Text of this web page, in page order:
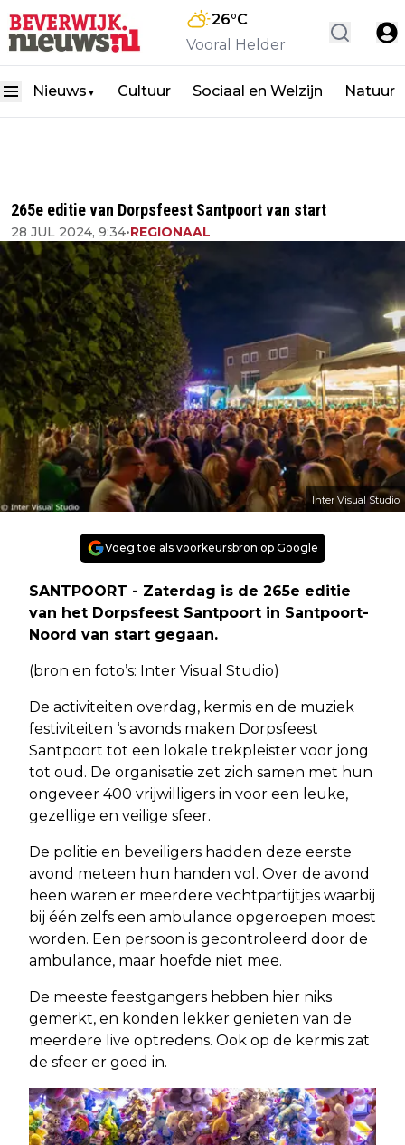
26°C
Vooral Helder
Nieuws ▼ Cultuur Sociaal en Welzijn Natuur
265e editie van Dorpsfeest Santpoort van start
28 JUL 2024, 9:34•REGIONAAL
Inter Visual Studio
Voeg toe als voorkeursbron op Google
SANTPOORT - Zaterdag is de 265e editie
van het Dorpsfeest Santpoort in Santpoort-
Noord van start gegaan.
(bron en foto’s: Inter Visual Studio)
De activiteiten overdag, kermis en de muziek
festiviteiten ‘s avonds maken Dorpsfeest
Santpoort tot een lokale trekpleister voor jong
tot oud. De organisatie zet zich samen met hun
ongeveer 400 vrijwilligers in voor een leuke,
gezellige en veilige sfeer.
De politie en beveiligers hadden deze eerste
avond meteen hun handen vol. Over de avond
heen waren er meerdere vechtpartijtjes waarbij
bij één zelfs een ambulance opgeroepen moest
worden. Een persoon is gecontroleerd door de
ambulance, maar hoefde niet mee.
De meeste feestgangers hebben hier niks
gemerkt, en konden lekker genieten van de
meerdere live optredens. Ook op de kermis zat
de sfeer er goed in.